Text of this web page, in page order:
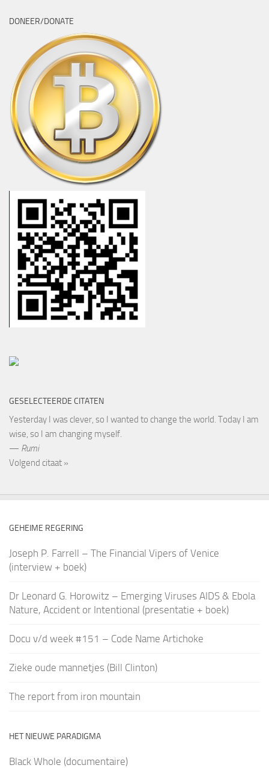
DONEER/DONATE
GESELECTEERDE CITATEN
Yesterday I was clever, so I wanted to change the world. Today I am
wise, so I am changing myself.
— Rumi
Volgend citaat »
GEHEIME REGERING
Joseph P. Farrell – The Financial Vipers of Venice
(interview + boek)
Dr Leonard G. Horowitz – Emerging Viruses AIDS & Ebola
Nature, Accident or Intentional (presentatie + boek)
Docu v/d week #151 – Code Name Artichoke
Zieke oude mannetjes (Bill Clinton)
The report from iron mountain
HET NIEUWE PARADIGMA
Black Whole (documentaire)